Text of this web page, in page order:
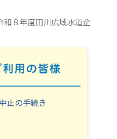
和８年度田川広域水道企
て
水道企業団人事給与・庶
止の手続き